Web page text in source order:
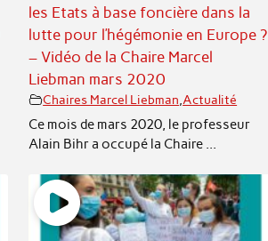
les Etats à base foncière dans la
lutte pour l’hégémonie en Europe ?
– Vidéo de la Chaire Marcel
Liebman mars 2020
Chaires Marcel Liebman Actualité
Ce mois de mars 2020, le professeur
Alain Bihr a occupé la Chaire ...